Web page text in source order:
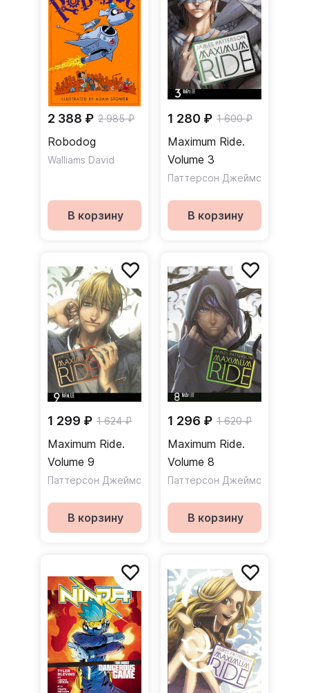
2 388 ₽ 2 985 ₽
Robodog
Walliams David
В корзину
1 280 ₽ 1 600 ₽
Maximum Ride.
Volume 3
Паттерсон Джеймс
В корзину
1 299 ₽ 1 624 ₽
Maximum Ride.
Volume 9
Паттерсон Джеймс
В корзину
1 296 ₽ 1 620 ₽
Maximum Ride.
Volume 8
Паттерсон Джеймс
В корзину